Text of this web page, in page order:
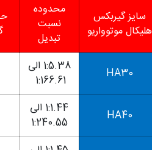
سایز گیربکس
هلیکال موتوواریو
محدوده
نسبت
تبدیل
HA30
1:5.38 الی
1:166.61
HA40
1:1.44 الی
1:240.55